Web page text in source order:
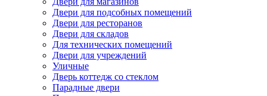
Двери для подсобных помещений
Двери для ресторанов
Двери для складов
Для технических помещений
Двери для учреждений
Уличные
Дверь коттедж со стеклом
Парадные двери